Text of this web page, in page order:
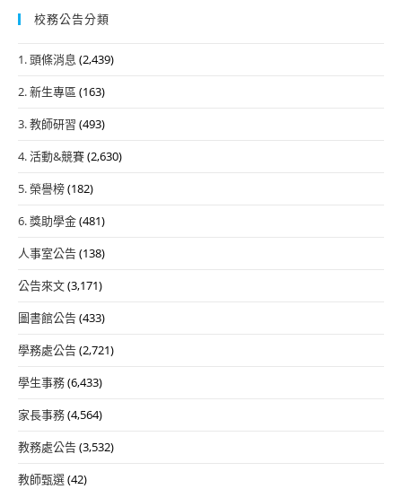
校務公告分類
1. 頭條消息 (2,439)
2. 新生專區 (163)
3. 教師研習 (493)
4. 活動&競賽(2,630)
5. 榮譽榜(182)
6. 獎助學金(481)
人事室公告(138)
公告來文(3,171)
圖書館公告(433)
學務處公告(2,721)
學生事務(6,433)
家長事務(4,564)
教務處公告(3,532)
教師甄選(42)